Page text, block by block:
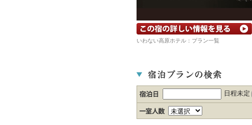
宿の詳細ホームページを見る
いわない高原ホテル：プラン一覧
日程未定